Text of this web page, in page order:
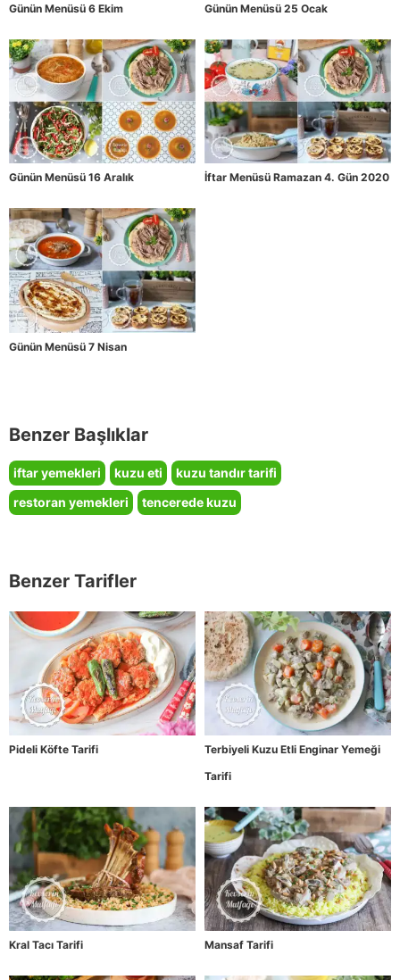
Günün Menüsü 6 Ekim Günün Menüsü 25 Ocak
Günün Menüsü 16 Aralık İftar Menüsü Ramazan 4. Gün 2020
Günün Menüsü 7 Nisan
Benzer Başlıklar
iftar yemekleri kuzu eti
kuzu tandır tarifi
restoran yemekleri
tencerede kuzu
Benzer Tarifler
Pideli Köfte Tarifi
Terbiyeli Kuzu Etli Enginar Yemeği
Tarifi
Kral Tacı Tarifi Mansaf Tarifi